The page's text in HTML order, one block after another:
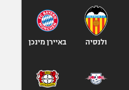
ולנסיה באיירן מינכן